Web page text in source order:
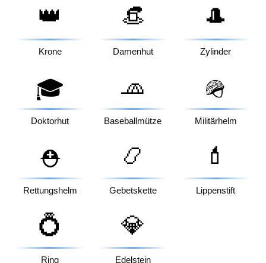
👑
Krone
👒
Damenhut
🎩
Zylinder
🎓
Doktorhut
🧢
Baseballmütze
🪖
Militärhelm
⛑️
Rettungshelm
📿
Gebetskette
💄
Lippenstift
💍
Ring
💎
Edelstein